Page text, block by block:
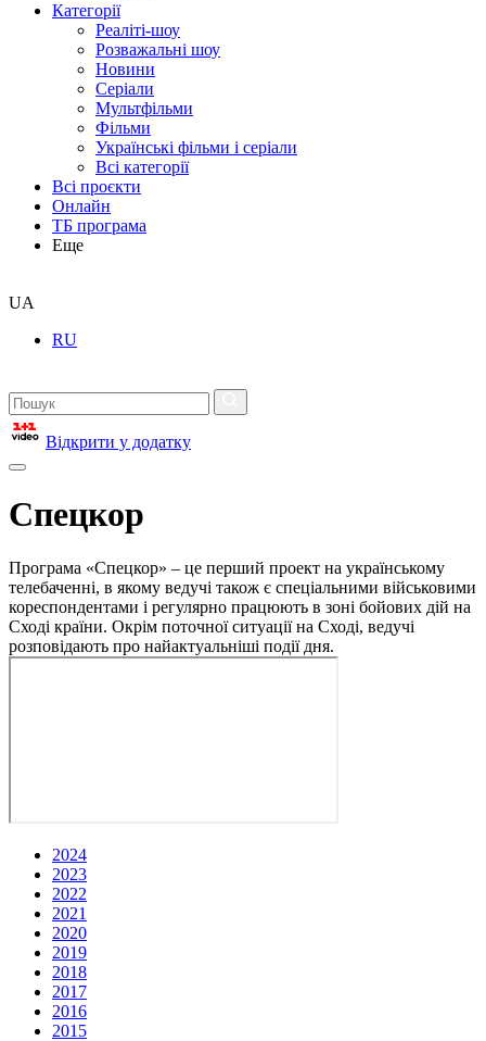
Категорії
Реаліті-шоу
Розважальні шоу
Новини
Серіали
Мультфільми
Фільми
Українські фільми і серіали
Всі категорії
Всі проєкти
Онлайн
ТБ програма
Еще
UA
RU
Відкрити у додатку
Спецкор
Програма «Спецкор» – це перший проект на українському
телебаченні, в якому ведучі також є спеціальними військовими
кореспондентами і регулярно працюють в зоні бойових дій на
Сході країни. Окрім поточної ситуації на Сході, ведучі
розповідають про найактуальніші події дня.
2024
2023
2022
2021
2020
2019
2018
2017
2016
2015